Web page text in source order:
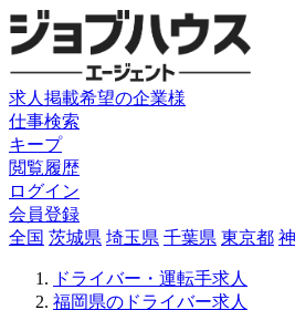
求人掲載希望の企業様
仕事検索
キープ
閲覧履歴
ログイン
会員登録
全国 茨城県 埼玉県 千葉県 東京都
ドライバー・運転手求人
福岡県のドライバー求人